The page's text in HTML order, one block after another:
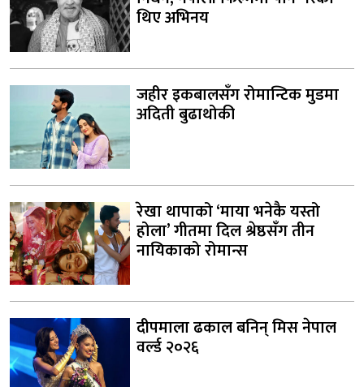
थिए अभिनय
जहीर इकबालसँग रोमान्टिक मुडमा
अदिती बुढाथोकी
रेखा थापाको ‘माया भनेकै यस्तो
होला’ गीतमा दिल श्रेष्ठसँग तीन
नायिकाको रोमान्स
दीपमाला ढकाल बनिन् मिस नेपाल
वर्ल्ड २०२६